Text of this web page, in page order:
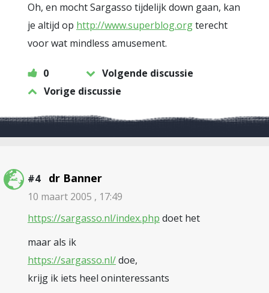
Oh, en mocht Sargasso tijdelijk down gaan, kan
je altijd op http://www.superblog.orgterecht
voor wat mindless amusement.
0
Volgende discussie
Vorige discussie
#4 dr Banner
10 maart 2005 , 17:49
https://sargasso.nl/index.php doet het
maar als ik
https://sargasso.nl/doe,
krijg ik iets heel oninteressants